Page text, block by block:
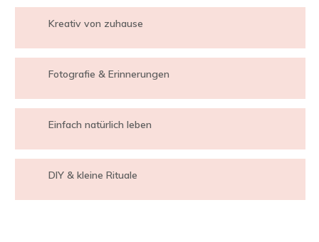
Kreativ von zuhause
Fotografie & Erinnerungen
Einfach natürlich leben
DIY & kleine Rituale